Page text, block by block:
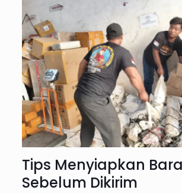
Tips Menyiapkan
Sebelum Dikirim